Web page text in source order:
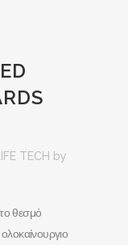
LIFE TECH by
θεσμό